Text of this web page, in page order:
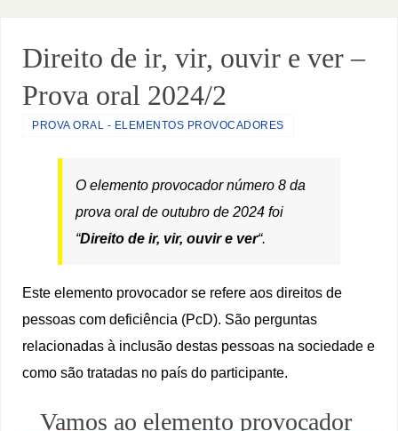
Direito de ir, vir, ouvir e ver –
Prova oral 2024/2
PROVA ORAL - ELEMENTOS PROVOCADORES
O elemento provocador número 8 da
prova oral de outubro de 2024 foi
“Direito de ir, vir, ouvir e ver“.
Este elemento provocador se refere aos direitos de
pessoas com deficiência (PcD). São perguntas
relacionadas à inclusão destas pessoas na sociedade e
como são tratadas no país do participante.
Vamos ao elemento provocador